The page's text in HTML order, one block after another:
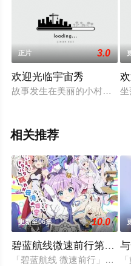
正片 3.0
欢迎光临宇宙秀
故事发生在美丽的小村庄村坐
相关推荐
更新至06集 10.0
碧蓝航线微速前行第二季
「碧蓝航线 微速前行」第2